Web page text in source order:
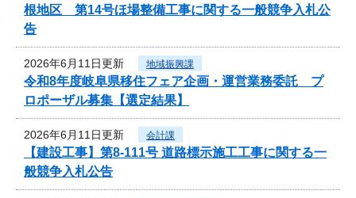
根地区 第14号ほ場整備工事に関する一般競争入札公
告
2026年6月11日更新 地域振興課
令和8年度岐阜県移住フェア企画・運営業務委託 プ
ロポーザル募集【選定結果】
2026年6月11日更新 会計課
【建設工事】第8-111号 道路標示施工工事に関する一
般競争入札公告